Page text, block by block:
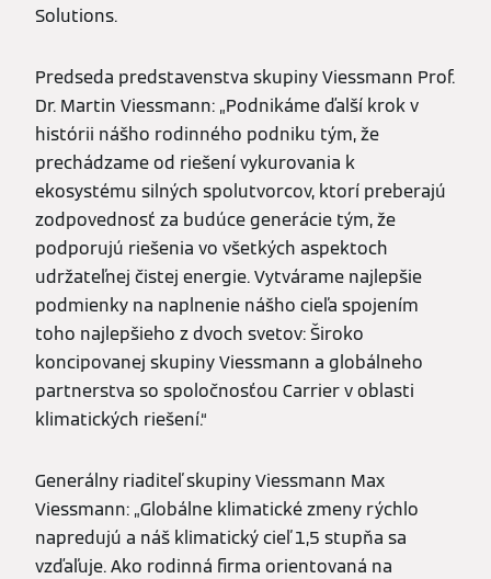
Solutions.
Predseda predstavenstva skupiny Viessmann Prof.
Dr. Martin Viessmann: „Podnikáme ďalší krok v
histórii nášho rodinného podniku tým, že
prechádzame od riešení vykurovania k
ekosystému silných spolutvorcov, ktorí preberajú
zodpovednosť za budúce generácie tým, že
podporujú riešenia vo všetkých aspektoch
udržateľnej čistej energie. Vytvárame najlepšie
podmienky na naplnenie nášho cieľa spojením
toho najlepšieho z dvoch svetov: Široko
koncipovanej skupiny Viessmann a globálneho
partnerstva so spoločnosťou Carrier v oblasti
klimatických riešení.“
Generálny riaditeľ skupiny Viessmann Max
Viessmann: „Globálne klimatické zmeny rýchlo
napredujú a náš klimatický cieľ 1,5 stupňa sa
vzďaľuje. Ako rodinná firma orientovaná na